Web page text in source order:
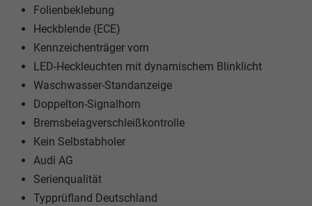
Folienbeklebung
Heckblende (ECE)
Kennzeichenträger vorn
LED-Heckleuchten mit dynamischem Blinklicht
Waschwasser-Standanzeige
Doppelton-Signalhorn
Bremsbelagverschleißkontrolle
Kein Selbstabholer
Audi AG
Serienqualität
Typprüfland Deutschland